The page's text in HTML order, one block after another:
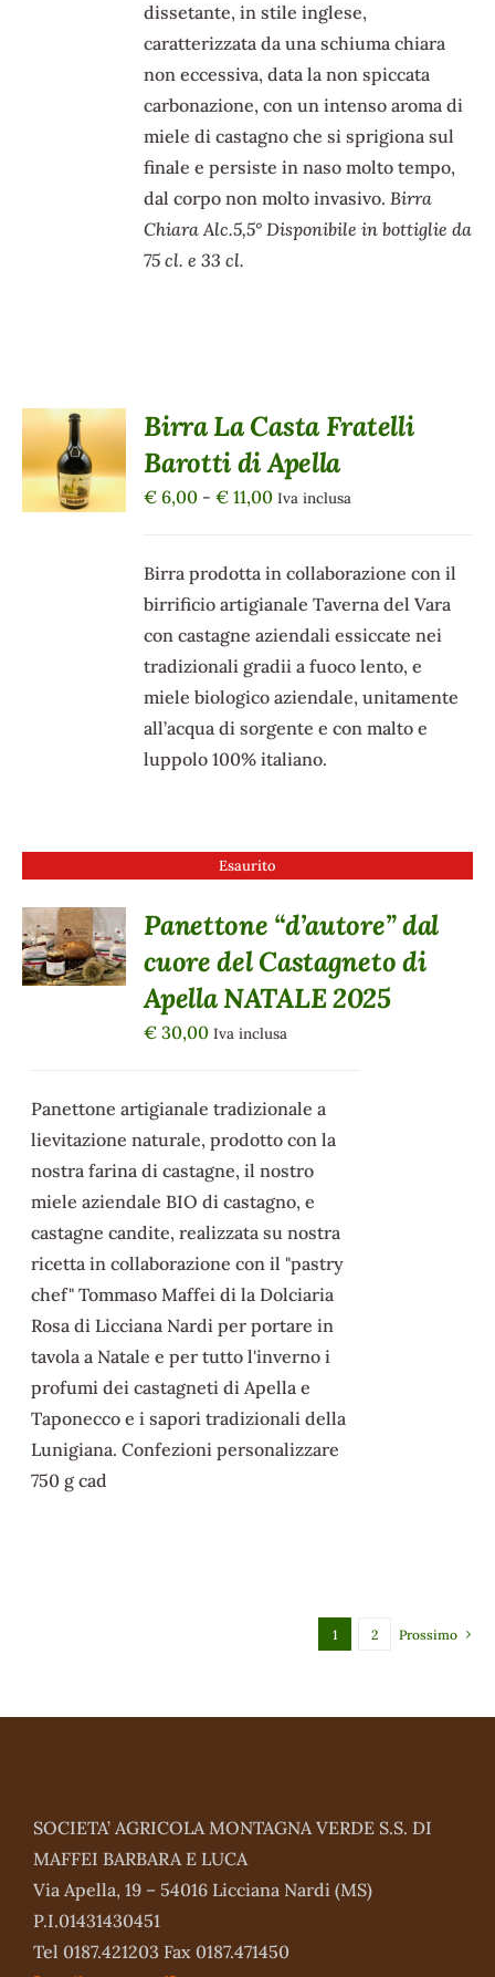
dissetante, in stile inglese,
caratterizzata da una schiuma chiara
non eccessiva, data la non spiccata
carbonazione, con un intenso aroma di
miele di castagno che si sprigiona sul
finale e persiste in naso molto tempo,
dal corpo non molto invasivo.Birra
Chiara Alc.5,5° Disponibile in bottiglie da
75 cl. e 33 cl.
SCEGLI
QUESTO
PRODOTTO
HA
PRODOTTO
DETTAGLI
Birra La Casta Fratelli
Barotti di Apella
€ 6,00 - € 11,00Fascia
Iva inclusa
Birra prodotta in collaborazione con il
birrificio artigianale Taverna del Vara
con castagne aziendali essiccate nei
tradizionali gradii a fuoco lento, e
miele biologico aziendale, unitamente
all’acqua di sorgente e con malto e
luppolo 100% italiano.
Esaurito
DETTAGLI
Panettone “d’autore” dal
cuore del Castagneto di
Apella NATALE 2025
€ 30,00 Iva inclusa
Panettone artigianale tradizionale a
lievitazione naturale, prodotto con la
nostra farina di castagne, il nostro
miele aziendale BIO di castagno, e
castagne candite, realizzata su nostra
ricetta in collaborazione con il "pastry
chef" Tommaso Maffei di la Dolciaria
Rosa di Licciana Nardi per portare in
tavola a Natale e per tutto l'inverno i
profumi dei castagneti di Apella e
Taponecco e i sapori tradizionali della
Lunigiana. Confezioni personalizzare
750 g cad
1 2 Prossimo
SOCIETA’ AGRICOLA MONTAGNA VERDE S.S. DI
MAFFEI BARBARA E LUCA
Via Apella, 19 – 54016 Licciana Nardi (MS)
P.I.01431430451
Tel 0187.421203 Fax 0187.471450